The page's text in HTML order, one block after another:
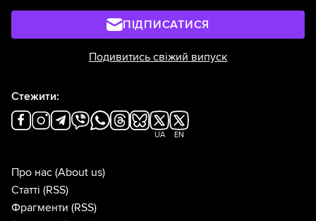
ПІДПИСАТИСЯ
Подивитись свіжий випуск
Стежити:
UA EN
Про нас (About us)
Статті (RSS)
Фрагменти (RSS)